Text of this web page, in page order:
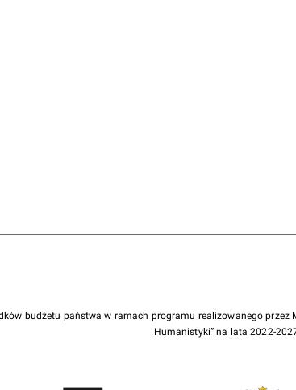
budżetu państwa w ramach programu realizowanego
Humanistyki” na lata 2022-